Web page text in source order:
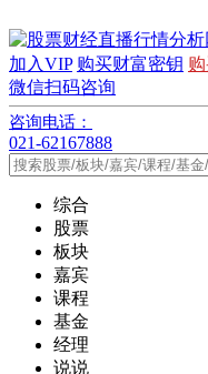
加入VIP 购买财富密钥
微信扫码咨询
咨询电话：
021-62167888
综合
股票
板块
嘉宾
课程
基金
经理
说说